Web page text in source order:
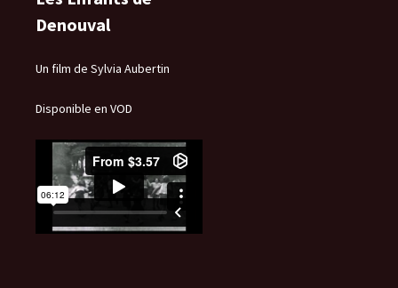
Denouval
Un film de Sylvia Aubertin
Disponible en VOD